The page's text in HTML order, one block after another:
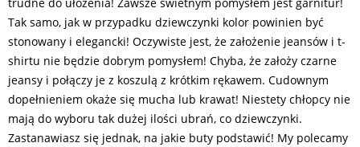
Tak samo, jak w przypadku dziewczynki kolor powinien być
stonowany i elegancki! Oczywiste jest, że założenie jeansów i t-
shirtu nie będzie dobrym pomysłem! Chyba, że założy czarne
jeansy i połączy je z koszulą z krótkim rękawem. Cudownym
dopełnieniem okaże się mucha lub krawat! Niestety chłopcy nie
mają do wyboru tak dużej ilości ubrań, co dziewczynki.
Zastanawiasz się jednak, na jakie buty podstawić! My polecamy